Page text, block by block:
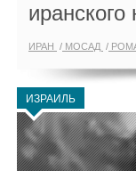
иранского
ИРАН МОСАД
ИЗРАИЛЬ